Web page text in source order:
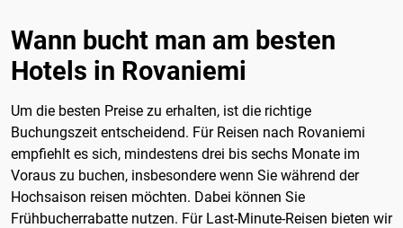
Wann bucht man am besten
Hotels in Rovaniemi
Um die besten Preise zu erhalten, ist die richtige
Buchungszeit entscheidend. Für Reisen nach Rovaniemi
empfiehlt es sich, mindestens drei bis sechs Monate im
Voraus zu buchen, insbesondere wenn Sie während der
Hochsaison reisen möchten. Dabei können Sie
Frühbucherrabatte nutzen. Für Last-Minute-Reisen bieten wir